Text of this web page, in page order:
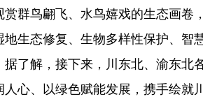
赏群鸟翩飞、水鸟嬉戏的生态画卷
地生态修复、生物多样性保护、智
据了解，接下来，川东北、渝东北
人心、以绿色赋能发展，携手绘就